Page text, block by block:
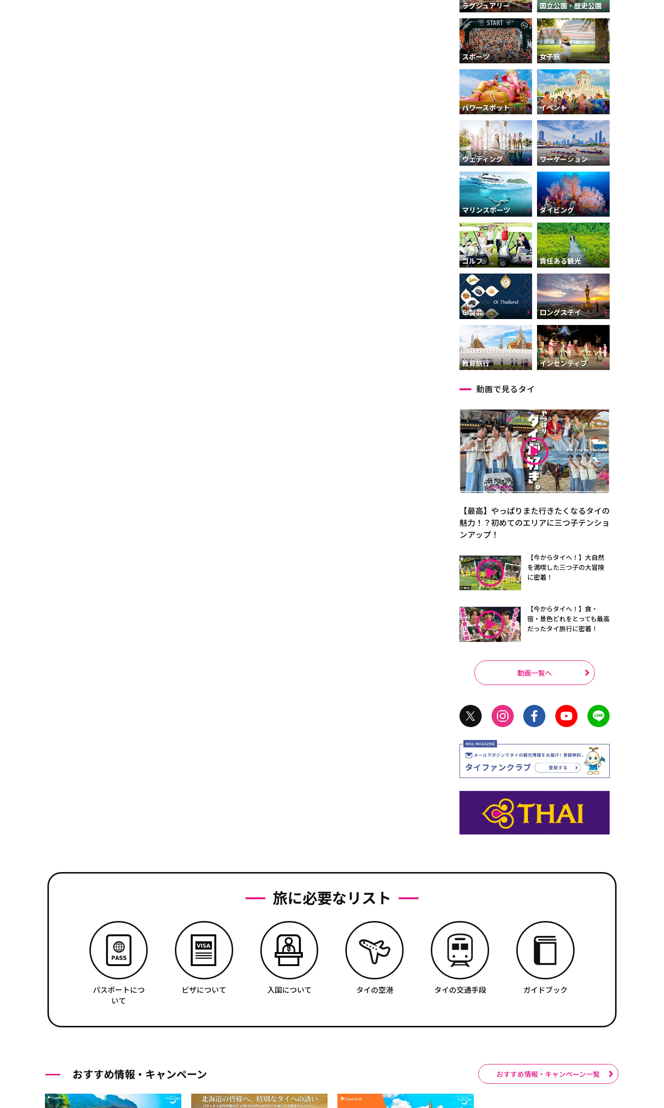
ラグジュアリー 国立公園・歴史公園
スポーツ 女子旅
パワースポット イベント
ウェディング ワーケーション
マリンスポーツ ダイビング
ゴルフ 責任ある観光
GI製品 ロングステイ
教育旅行 インセンティブ
動画で見るタイ
【最高】やっぱりまた行きたくなるタイの
魅力！？初めてのエリアに三つ子テンショ
ンアップ！
【今からタイへ！】大自然
を満喫した三つ子の大冒険
に密着！
【今からタイへ！】食・
宿・景色どれをとっても最高
だったタイ旅行に密着！
動画一覧へ
旅に必要なリスト
パスポートにつ
いて
ビザについて 入国について タイの空港 タイの交通手段 ガイドブック
おすすめ情報・キャンペーン おすすめ情報・キャンペーン一覧